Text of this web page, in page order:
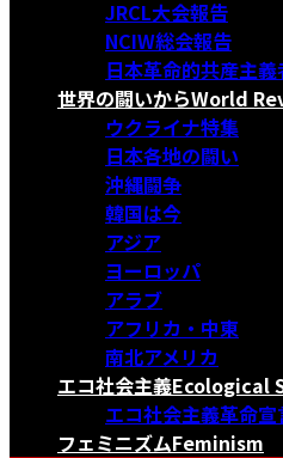
JRCL大会報告
NCIW総会報告
日本革命的共産主
世界の闘いからWorld
ウクライナ特集
日本各地の闘い
沖縄闘争
韓国は今
アジア
ヨーロッパ
アラブ
アフリカ・中東
南北アメリカ
エコ社会主義Ecological
エコ社会主義革命宣
フェミニズムFeminism